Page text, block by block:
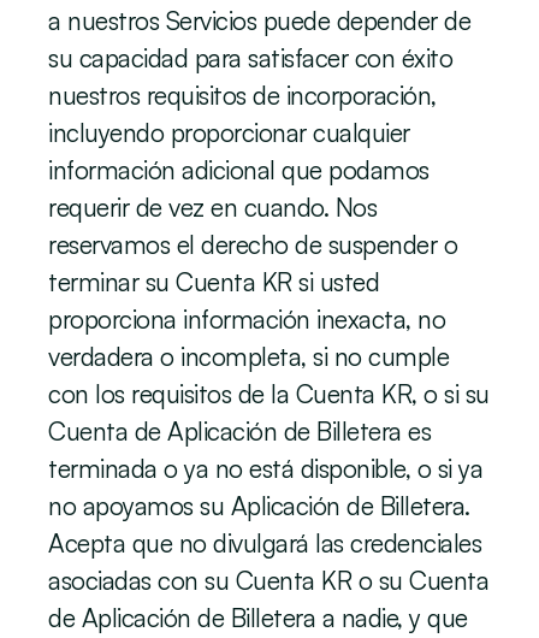
a nuestros Servicios puede depender de
su capacidad para satisfacer con éxito
nuestros requisitos de incorporación,
incluyendo proporcionar cualquier
información adicional que podamos
requerir de vez en cuando. Nos
reservamos el derecho de suspender o
terminar su Cuenta KR si usted
proporciona información inexacta, no
verdadera o incompleta, si no cumple
con los requisitos de la Cuenta KR, o si su
Cuenta de Aplicación de Billetera es
terminada o ya no está disponible, o si ya
no apoyamos su Aplicación de Billetera.
Acepta que no divulgará las credenciales
asociadas con su Cuenta KR o su Cuenta
de Aplicación de Billetera a nadie, y que